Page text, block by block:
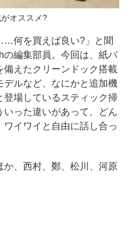
オススメ?
何を買えば良い?」と聞
の編集部員。今回は、紙パ
備えたクリーンドック搭載
デルなど、なにかと追加機
場しているスティック掃
いった違いがあって、どん
イワイと自由に話し合っ
か、西村、鄭、松川、河原